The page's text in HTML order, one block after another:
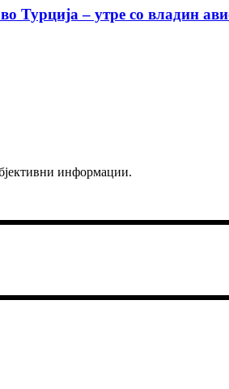
Турција – утре со владин
информации.